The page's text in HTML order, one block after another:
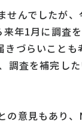
せんでしたが
年1月に調査
づらいことも
調査を補完し
の意見もあり